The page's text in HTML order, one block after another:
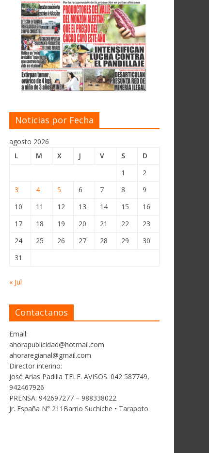
Noticias por Fecha
agosto 2026
L
M X J V S
D
1
2
3
4 5 6 7 8
9
10
11 12 13 14 15
16
17
18 19 20 21 22
23
24
25 26 27 28 29
30
31
« Jul
Contactanos
Email:
ahorapublicidad@hotmail.com
ahoraregianal@gmail.com
Director interino:
José Arias Padilla TELF. AVISOS. 042 587749,
942467926
PRENSA: 942697277 – 988338022
Jr. España N° 211Barrio Suchiche • Tarapoto